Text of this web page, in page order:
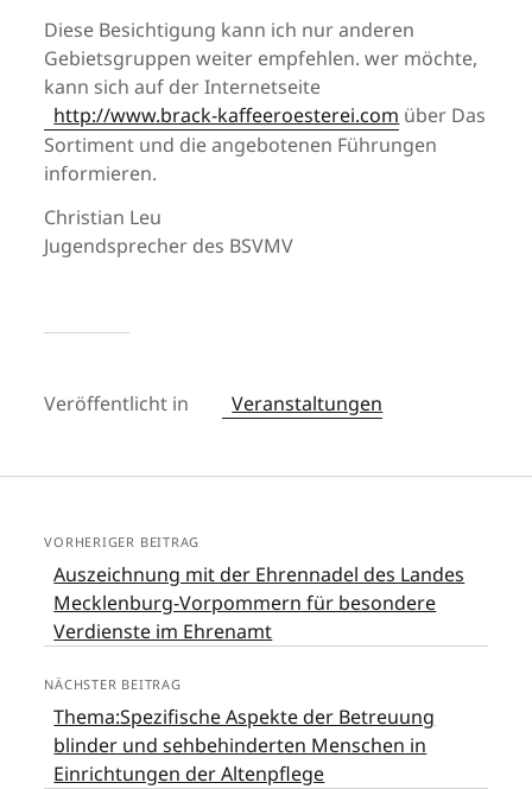
Diese Besichtigung kann ich nur anderen
Gebietsgruppen weiter empfehlen. wer möchte,
kann sich auf der Internetseite
http://www.brack-kaffeeroesterei.com über Das
Sortiment und die angebotenen Führungen
informieren.
Christian Leu
Jugendsprecher des BSVMV
Veröffentlicht in Veranstaltungen
VORHERIGER BEITRAG
Auszeichnung mit der Ehrennadel des Landes
Mecklenburg-Vorpommern für besondere
Verdienste im Ehrenamt
NÄCHSTER BEITRAG
Thema:Spezifische Aspekte der Betreuung
blinder und sehbehinderten Menschen in
Einrichtungen der Altenpflege